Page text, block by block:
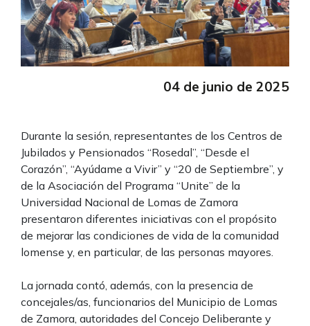
04 de junio de 2025
Durante la sesión, representantes de los Centros de
Jubilados y Pensionados “Rosedal”, “Desde el
Corazón”, “Ayúdame a Vivir” y “20 de Septiembre”, y
de la Asociación del Programa “Unite” de la
Universidad Nacional de Lomas de Zamora
presentaron diferentes iniciativas con el propósito
de mejorar las condiciones de vida de la comunidad
lomense y, en particular, de las personas mayores.
La jornada contó, además, con la presencia de
concejales/as, funcionarios del Municipio de Lomas
de Zamora, autoridades del Concejo Deliberante y